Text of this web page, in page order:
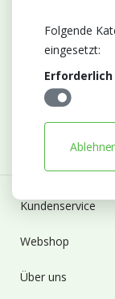
Abonnieren
Bleiben Sie auf
Entwicklungen
Kundenservice
Webshop
Über uns
Folgende
eingesetzt:
Erforderlich